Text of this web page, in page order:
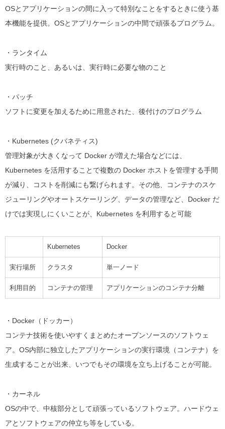
OSとアプリケーションの間に入って特別なことをするときに使う基
本機能を提供。 OSとアプリケーションの中間で頑張るプログラム。
・ランタイム
実行時のこと、あるいは、実行時に必要な物のこと
・パッチ
ソフトに変更を加えるために用意された、後付けのプログラム
・Kubernetes (クバネティス)
管理対象が大きくなって Docker が増えた場合などには、
Kubernetes を活用することで複数の Docker ホストを管理する手間
が減り、コストを削減にも繋げられます。その他、コンテナのスケ
ジューリングやオートスケーリング、データの管理など、Docker だ
けでは実現しにくいことが、Kubernetes を利用すると可能
Kubernetes Docker
実行場所 クラスタ 単一ノード
利用目的 コンテナの管理 アプリケーションのコンテナ分離
・Docker（ドッカー）
コンテナ技術を使いやすくまとめたオープンソースのソフトウェ
ア。 OS内部に独立したアプリケーションの実行環境（コンテナ）を
生成することが出来、いつでもその環境を立ち上げることが可能。
・カーネル
OSの中で、中核部分として頑張っているソフトウェア。 ハードウェ
アとソフトウェアの仲立ち等をしている。